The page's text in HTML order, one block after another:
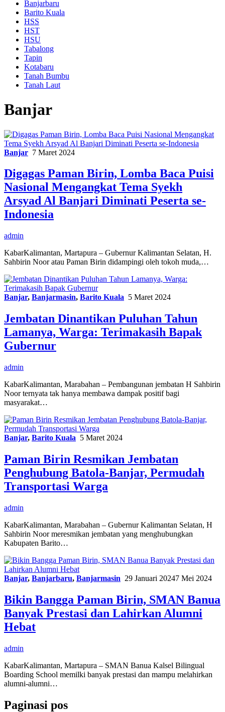
Banjarbaru
Barito Kuala
HSS
HST
HSU
Tabalong
Tapin
Kotabaru
Tanah Bumbu
Tanah Laut
Banjar
Banjar 7 Maret 2024
Digagas Paman Birin, Lomba Baca Puisi
Nasional Mengangkat Tema Syekh
Arsyad Al Banjari Diminati Peserta se-
Indonesia
admin
KabarKalimantan, Martapura – Gubernur Kalimantan Selatan, H.
Sahbirin Noor atau Paman Birin didampingi oleh tokoh muda,…
Banjar, Banjarmasin, Barito Kuala 5 Maret 2024
Jembatan Dinantikan Puluhan Tahun
Lamanya, Warga: Terimakasih Bapak
Gubernur
admin
KabarKalimantan, Marabahan – Pembangunan jembatan H Sahbirin
Noor ternyata tak hanya membawa dampak positif bagi
masyarakat…
Banjar, Barito Kuala 5 Maret 2024
Paman Birin Resmikan Jembatan
Penghubung Batola-Banjar, Permudah
Transportasi Warga
admin
KabarKalimantan, Marabahan – Gubernur Kalimantan Selatan, H
Sahbirin Noor meresmikan jembatan yang menghubungkan
Kabupaten Barito…
Banjar, Banjarbaru, Banjarmasin 29 Januari 20247 Mei 2024
Bikin Bangga Paman Birin, SMAN Banua
Banyak Prestasi dan Lahirkan Alumni
Hebat
admin
KabarKalimantan, Martapura – SMAN Banua Kalsel Bilingual
Boarding School memilki banyak prestasi dan mampu melahirkan
alumni-alumni…
Paginasi pos